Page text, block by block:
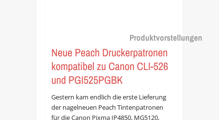
Produktvorstellungen
Neue Peach Druckerpatronen
kompatibel zu Canon CLI-526
und PGI525PGBK
Gestern kam endlich die erste Lieferung
der nagelneuen Peach Tintenpatronen
für die Canon Pixma IP4850, MG5120,